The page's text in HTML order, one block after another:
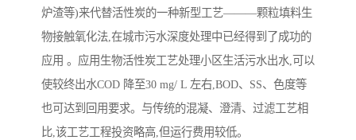
炉渣等)来代替活性炭的一种新型工艺———颗粒填料生
物接触氧化法,在城市污水深度处理中已经得到了成功的
应用 。应用生物活性炭工艺处理小区生活污水出水,可以
使较终出水COD 降至30 mg/ L 左右,BOD、SS、色度等
也可达到回用要求。与传统的混凝、澄清、过滤工艺相
比,该工艺工程投资略高,但运行费用较低。
风景区生活一体化设备 纺织印染废水
豆制品污水